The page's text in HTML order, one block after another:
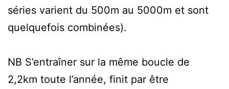
séries varient du 500m au 5000m et sont
quelquefois combinées).
NB S’entraîner sur la même boucle de
2,2km toute l’année, finit par être